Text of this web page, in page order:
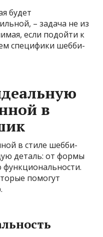
будет
– задача не из
если подойти к
специфики шебби-
в
в стиле шебби-
деталь: от формы
помогут